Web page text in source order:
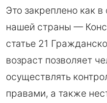
Это закреплено как
нашей страны —
статье 21
возраст позволяет
осуществлять
правами, а также